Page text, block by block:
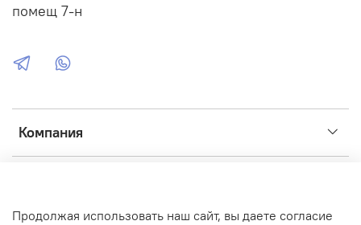
Компания
помещ 7-н
Продолжая использовать наш сайт, вы даете согласие